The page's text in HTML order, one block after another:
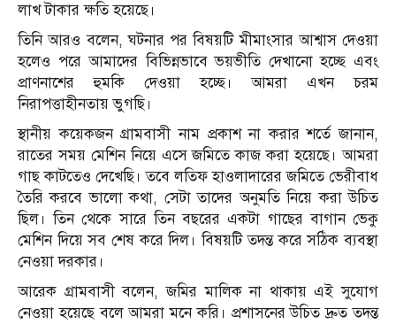
লাখ টাকার ক্ষতি হয়েছে।
তিনি আরও বলেন, ঘটনার পর বিষয়টি মীমাংসার আশ্বাস দেওয়া
হলেও পরে আমাদের বিভিন্নভাবে ভয়ভীতি দেখানো হচ্ছে এবং
প্রাণনাশের হুমকি দেওয়া হচ্ছে। আমরা এখন চরম
নিরাপত্তাহীনতায় ভুগছি।
স্থানীয় কয়েকজন গ্রামবাসী নাম প্রকাশ না করার শর্তে জানান,
রাতের সময় মেশিন নিয়ে এসে জমিতে কাজ করা হয়েছে। আমরা
গাছ কাটতেও দেখেছি। তবে লতিফ হাওলাদারের জমিতে ভেরীবাধ
তৈরি করবে ভালো কথা, সেটা তাদের অনুমতি নিয়ে করা উচিত
ছিল। তিন থেকে সারে তিন বছরের একটা গাছের বাগান ভেকু
মেশিন দিয়ে সব শেষ করে দিল। বিষয়টি তদন্ত করে সঠিক ব্যবস্থা
নেওয়া দরকার।
আরেক গ্রামবাসী বলেন, জমির মালিক না থাকায় এই সুযোগ
নেওয়া হয়েছে বলে আমরা মনে করি। প্রশাসনের উচিত দ্রুত তদন্ত